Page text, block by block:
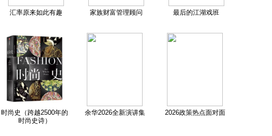
汇率原来如此有趣 家族财富管理顾问 最后的江湖戏班
时尚史（跨越2500年的
时尚史诗）
余华2026全新演讲集 2026政策热点面对面